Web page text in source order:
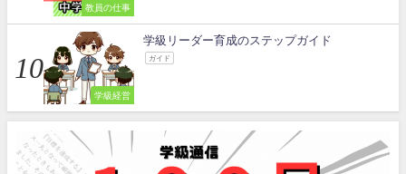
教員の仕事
学級経営
学級リーダー育成のステップガイド
ガイド